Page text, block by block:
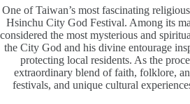
One of Taiwan’s most fascinating
Hsinchu City God Festival. Among its
considered the most mysterious and
the City God and his divine entourage
protecting local residents. As the
extraordinary blend of faith, folklore,
festivals, and unique cultural